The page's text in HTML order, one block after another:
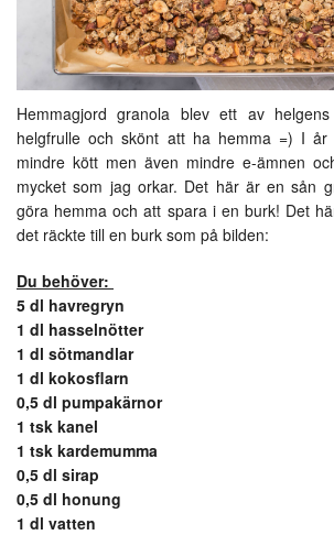
Hemmagjord granola blev ett av
helgfrulle och skönt att ha hemma =) I
mindre kött men även mindre e-ämnen
mycket som jag orkar. Det här är en sån
göra hemma och att spara i en burk! Det
det räckte till en burk som på bilden:
Du behöver:
5 dl havregryn
1 dl hasselnötter
1 dl sötmandlar
1 dl kokosflarn
0,5 dl pumpakärnor
1 tsk kanel
1 tsk kardemumma
0,5 dl sirap
0,5 dl honung
1 dl vatten